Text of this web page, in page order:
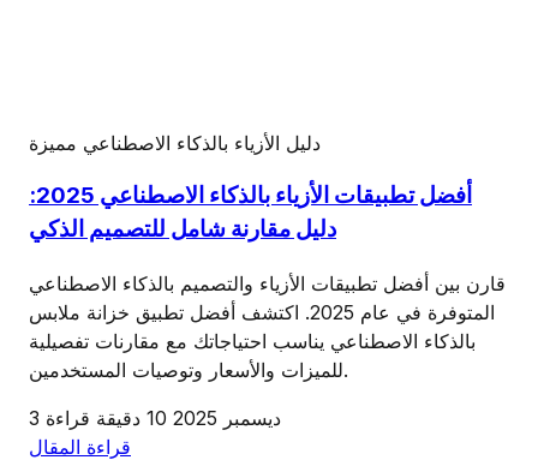
دليل الأزياء بالذكاء الاصطناعي مميزة
أفضل تطبيقات الأزياء بالذكاء الاصطناعي 2025:
دليل مقارنة شامل للتصميم الذكي
قارن بين أفضل تطبيقات الأزياء والتصميم بالذكاء الاصطناعي
المتوفرة في عام 2025. اكتشف أفضل تطبيق خزانة ملابس
بالذكاء الاصطناعي يناسب احتياجاتك مع مقارنات تفصيلية
للميزات والأسعار وتوصيات المستخدمين.
3 ديسمبر 2025
10 دقيقة قراءة
قراءة المقال